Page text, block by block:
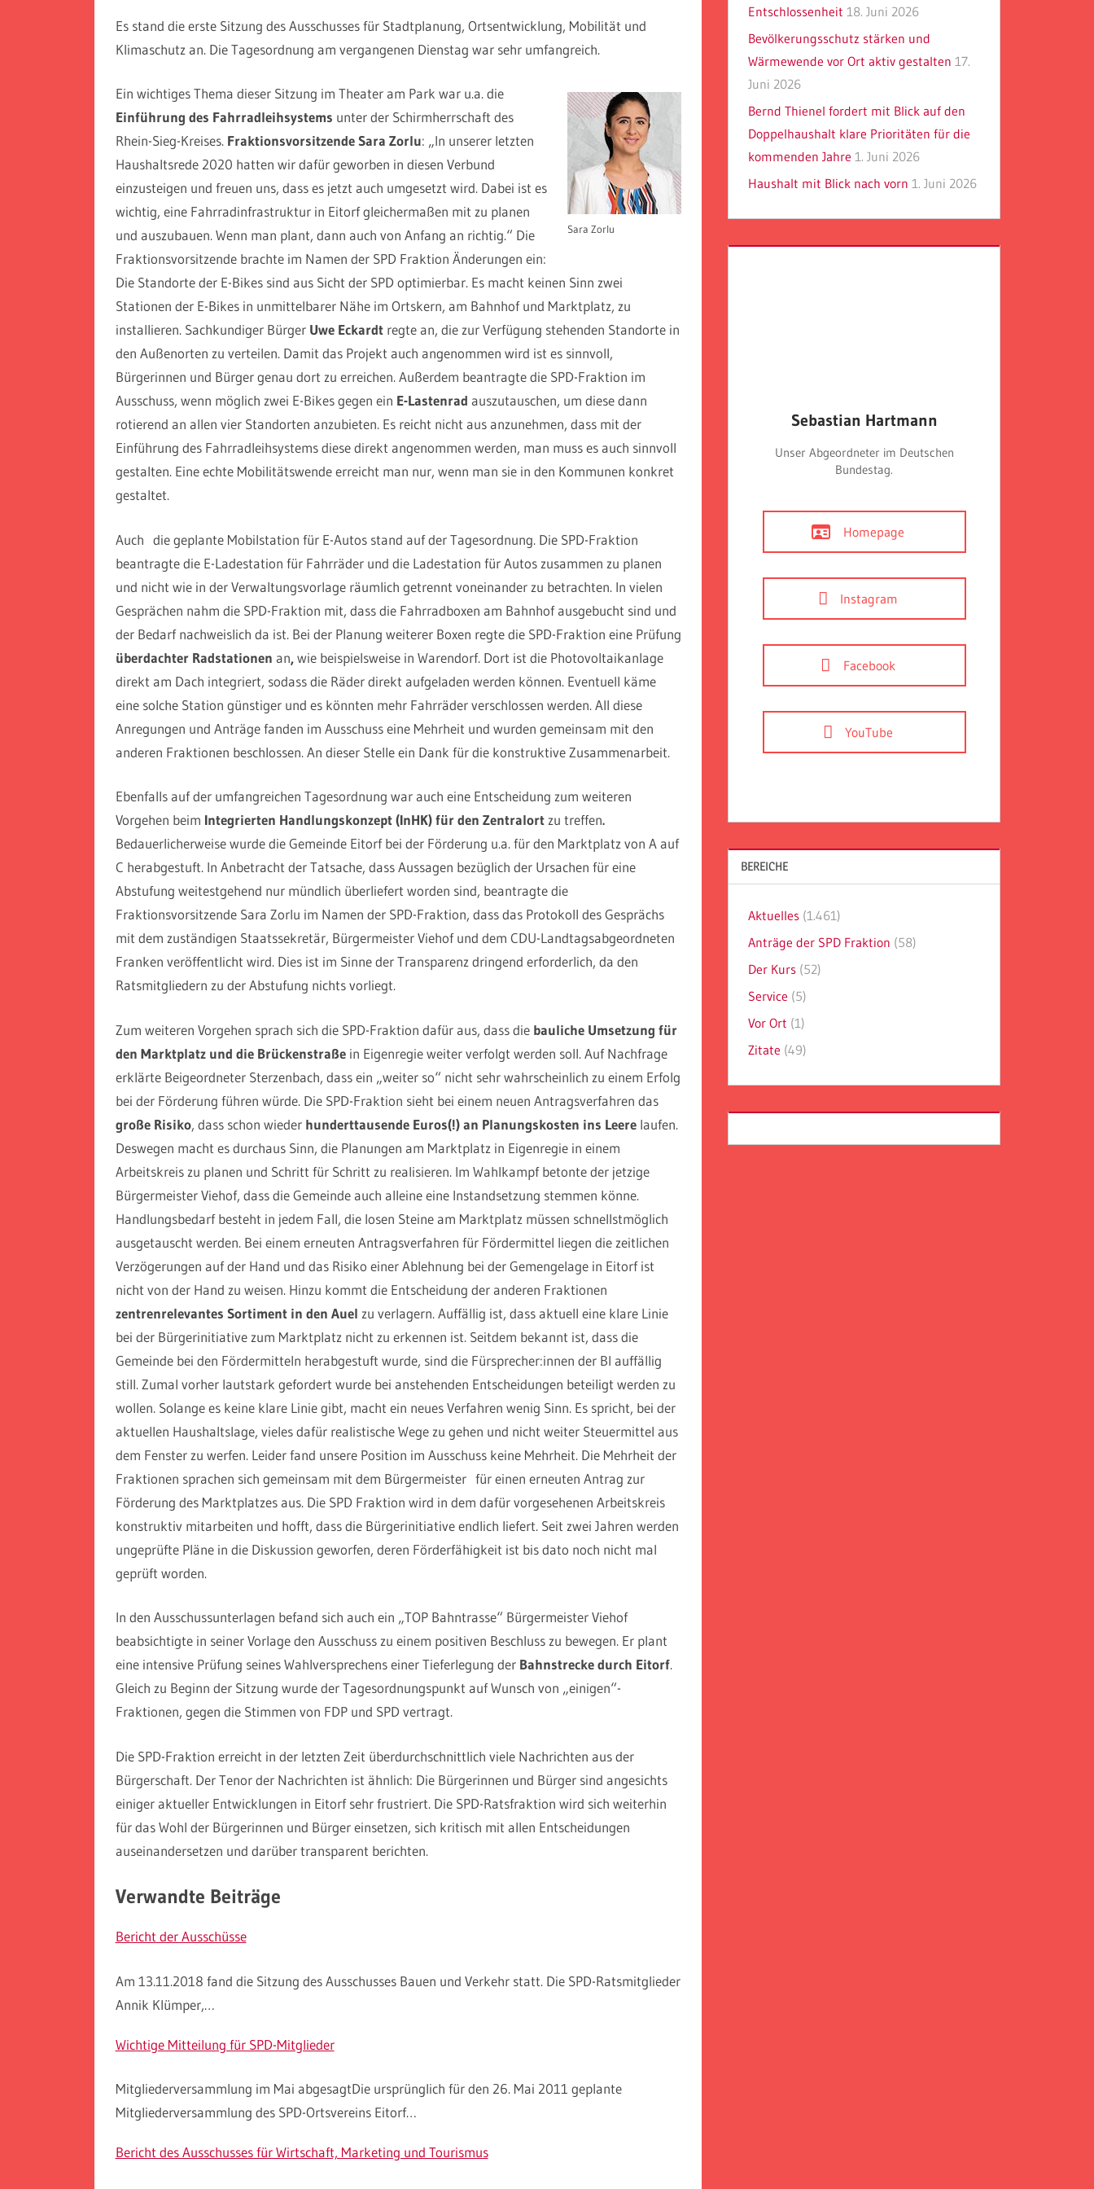
Es stand die erste Sitzung des Ausschusses für Stadtplanung, Ortsentwicklung, Mobilität und
Klimaschutz an. Die Tagesordnung am vergangenen Dienstag war sehr umfangreich.
Sara Zorlu
Ein wichtiges Thema dieser Sitzung im Theater am Park war u.a. die
Einführung des Fahrradleihsystems unter der Schirmherrschaft des
Rhein-Sieg-Kreises. Fraktionsvorsitzende Sara Zorlu: „In unserer letzten
Haushaltsrede 2020 hatten wir dafür geworben in diesen Verbund
einzusteigen und freuen uns, dass es jetzt auch umgesetzt wird. Dabei ist es
wichtig, eine Fahrradinfrastruktur in Eitorf gleichermaßen mit zu planen
und auszubauen. Wenn man plant, dann auch von Anfang an richtig.“ Die
Fraktionsvorsitzende brachte im Namen der SPD Fraktion Änderungen ein:
Die Standorte der E-Bikes sind aus Sicht der SPD optimierbar. Es macht keinen Sinn zwei
Stationen der E-Bikes in unmittelbarer Nähe im Ortskern, am Bahnhof und Marktplatz, zu
installieren. Sachkundiger BürgerUwe Eckardt regte an, die zur Verfügung stehenden Standorte in
den Außenorten zu verteilen. Damit das Projekt auch angenommen wird ist es sinnvoll,
Bürgerinnen und Bürger genau dort zu erreichen. Außerdem beantragte die SPD-Fraktion im
Ausschuss, wenn möglich zwei E-Bikes gegen ein E-Lastenrad auszutauschen, um diese dann
rotierend an allen vier Standorten anzubieten. Es reicht nicht aus anzunehmen, dass mit der
Einführung des Fahrradleihsystems diese direkt angenommen werden, man muss es auch sinnvoll
gestalten. Eine echte Mobilitätswende erreicht man nur, wenn man sie in den Kommunen konkret
gestaltet.
Auch die geplante Mobilstation für E-Autos stand auf der Tagesordnung. Die SPD-Fraktion
beantragte die E-Ladestation für Fahrräder und die Ladestation für Autos zusammen zu planen
und nicht wie in der Verwaltungsvorlage räumlich getrennt voneinander zu betrachten. In vielen
Gesprächen nahm die SPD-Fraktion mit, dass die Fahrradboxen am Bahnhof ausgebucht sind und
der Bedarf nachweislich da ist. Bei der Planung weiterer Boxen regte die SPD-Fraktion eine Prüfung
überdachter Radstationen an,wie beispielsweise in Warendorf. Dort ist die Photovoltaikanlage
direkt am Dach integriert, sodass die Räder direkt aufgeladen werden können. Eventuell käme
eine solche Station günstiger und es könnten mehr Fahrräder verschlossen werden. All diese
Anregungen und Anträge fanden im Ausschuss eine Mehrheit und wurden gemeinsam mit den
anderen Fraktionen beschlossen. An dieser Stelle ein Dank für die konstruktive Zusammenarbeit.
Ebenfalls auf der umfangreichen Tagesordnung war auch eine Entscheidung zum weiteren
Vorgehen beim Integrierten Handlungskonzept (InHK) für den Zentralort zu treffen.
Bedauerlicherweise wurde die Gemeinde Eitorf bei der Förderung u.a. für den Marktplatz von A auf
C herabgestuft. In Anbetracht der Tatsache, dass Aussagen bezüglich der Ursachen für eine
Abstufung weitestgehend nur mündlich überliefert worden sind, beantragte die
Fraktionsvorsitzende Sara Zorlu im Namen der SPD-Fraktion, dass das Protokoll des Gesprächs
mit dem zuständigen Staatssekretär, Bürgermeister Viehof und dem CDU-Landtagsabgeordneten
Franken veröffentlicht wird. Dies ist im Sinne der Transparenz dringend erforderlich, da den
Ratsmitgliedern zu der Abstufung nichts vorliegt.
Zum weiteren Vorgehen sprach sich die SPD-Fraktion dafür aus, dass die bauliche Umsetzung für
den Marktplatz und die Brückenstraßein Eigenregie weiter verfolgt werden soll. Auf Nachfrage
erklärte Beigeordneter Sterzenbach, dass ein „weiter so“ nicht sehr wahrscheinlich zu einem Erfolg
bei der Förderung führen würde. Die SPD-Fraktion sieht bei einem neuen Antragsverfahren das
große Risiko, dass schon wieder hunderttausende Euros(!) an Planungskosten ins Leerelaufen.
Deswegen macht es durchaus Sinn, die Planungen am Marktplatz in Eigenregie in einem
Arbeitskreis zu planen und Schritt für Schritt zu realisieren. Im Wahlkampf betonte der jetzige
Bürgermeister Viehof, dass die Gemeinde auch alleine eine Instandsetzung stemmen könne.
Handlungsbedarf besteht in jedem Fall, die losen Steine am Marktplatz müssen schnellstmöglich
ausgetauscht werden. Bei einem erneuten Antragsverfahren für Fördermittel liegen die zeitlichen
Verzögerungen auf der Hand und das Risiko einer Ablehnung bei der Gemengelage in Eitorf ist
nicht von der Hand zu weisen. Hinzu kommt die Entscheidung der anderen Fraktionen
zentrenrelevantes Sortiment in den Auel zu verlagern. Auffällig ist, dass aktuell eine klare Linie
bei der Bürgerinitiative zum Marktplatz nicht zu erkennen ist. Seitdem bekannt ist, dass die
Gemeinde bei den Fördermitteln herabgestuft wurde, sind die Fürsprecher:innen der BI auffällig
still. Zumal vorher lautstark gefordert wurde bei anstehenden Entscheidungen beteiligt werden zu
wollen. Solange es keine klare Linie gibt, macht ein neues Verfahren wenig Sinn. Es spricht, bei der
aktuellen Haushaltslage, vieles dafür realistische Wege zu gehen und nicht weiter Steuermittel aus
dem Fenster zu werfen. Leider fand unsere Position im Ausschuss keine Mehrheit. Die Mehrheit der
Fraktionen sprachen sich gemeinsam mit dem Bürgermeister für einen erneuten Antrag zur
Förderung des Marktplatzes aus. Die SPD Fraktion wird in dem dafür vorgesehenen Arbeitskreis
konstruktiv mitarbeiten und hofft, dass die Bürgerinitiative endlich liefert. Seit zwei Jahren werden
ungeprüfte Pläne in die Diskussion geworfen, deren Förderfähigkeit ist bis dato noch nicht mal
geprüft worden.
In den Ausschussunterlagen befand sich auch ein „TOP Bahntrasse“ Bürgermeister Viehof
beabsichtigte in seiner Vorlage den Ausschuss zu einem positiven Beschluss zu bewegen. Er plant
eine intensive Prüfung seines Wahlversprechens einer Tieferlegung der Bahnstrecke durch Eitorf.
Gleich zu Beginn der Sitzung wurde der Tagesordnungspunkt auf Wunsch von „einigen“-
Fraktionen, gegen die Stimmen von FDP und SPD vertragt.
Die SPD-Fraktion erreicht in der letzten Zeit überdurchschnittlich viele Nachrichten aus der
Bürgerschaft. Der Tenor der Nachrichten ist ähnlich: Die Bürgerinnen und Bürger sind angesichts
einiger aktueller Entwicklungen in Eitorf sehr frustriert. Die SPD-Ratsfraktion wird sich weiterhin
für das Wohl der Bürgerinnen und Bürger einsetzen, sich kritisch mit allen Entscheidungen
auseinandersetzen und darüber transparent berichten.
Verwandte Beiträge
Bericht der Ausschüsse
Am 13.11.2018 fand die Sitzung des Ausschusses Bauen und Verkehr statt. Die SPD-Ratsmitglieder
Annik Klümper,…
Wichtige Mitteilung für SPD-Mitglieder
Mitgliederversammlung im Mai abgesagtDie ursprünglich für den 26. Mai 2011 geplante
Mitgliederversammlung des SPD-Ortsvereins Eitorf…
Bericht des Ausschusses für Wirtschaft, Marketing und Tourismus
Entschlossenheit 18. Juni 2026
Bevölkerungsschutz stärken und
Wärmewende vor Ort aktiv gestalten 17.
Juni 2026
Bernd Thienel fordert mit Blick auf den
Doppelhaushalt klare Prioritäten für die
kommenden Jahre 1. Juni 2026
Haushalt mit Blick nach vorn 1. Juni 2026
Sebastian Hartmann
Unser Abgeordneter im Deutschen
Bundestag.
Homepage
Instagram
Facebook
YouTube
BEREICHE
Aktuelles (1.461)
Anträge der SPD Fraktion (58)
Der Kurs (52)
Service (5)
Vor Ort (1)
Zitate (49)